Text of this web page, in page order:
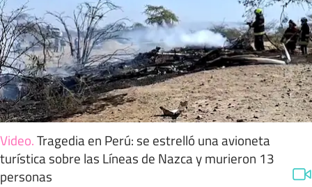
Video.Tragedia en Perú: se estrelló una avioneta
turística sobre las Líneas de Nazca y murieron 13
personas